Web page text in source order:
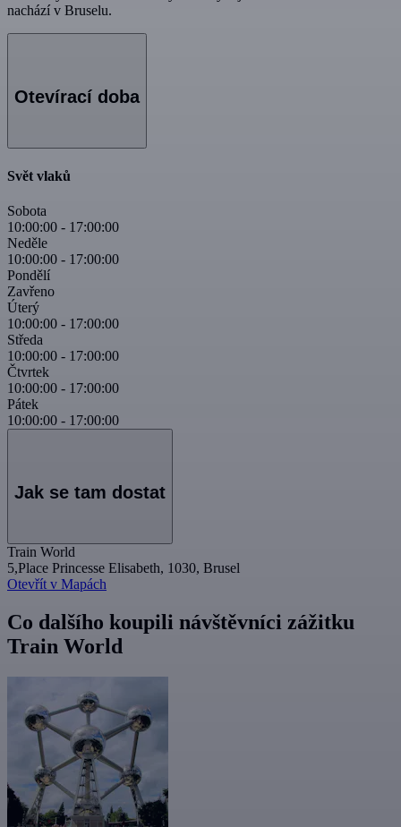
nachází v Bruselu.
Otevírací doba
Svět vlaků
Sobota
10:00:00 - 17:00:00
Neděle
10:00:00 - 17:00:00
Pondělí
Zavřeno
Úterý
10:00:00 - 17:00:00
Středa
10:00:00 - 17:00:00
Čtvrtek
10:00:00 - 17:00:00
Pátek
10:00:00 - 17:00:00
Jak se tam dostat
Train World
5,Place Princesse Elisabeth, 1030, Brusel
Otevřít v Mapách
Co dalšího koupili návštěvníci zážitku
Train World